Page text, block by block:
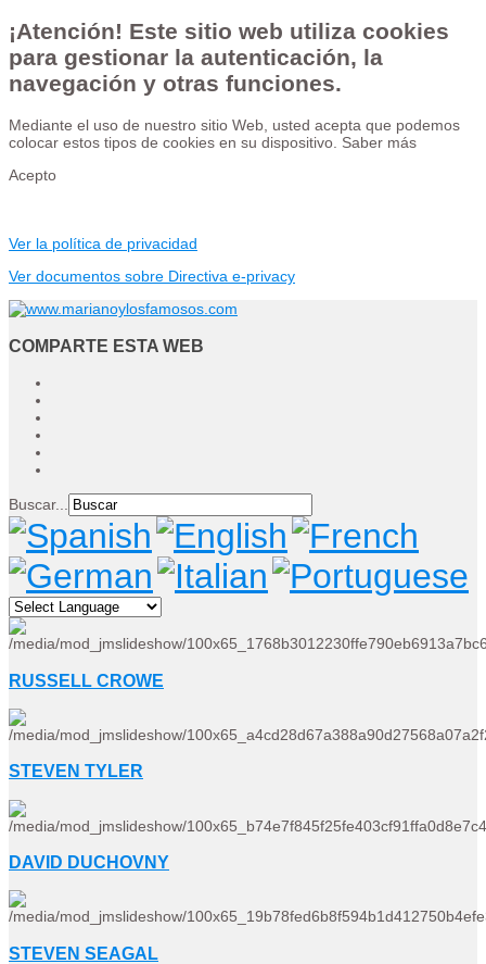
¡Atención! Este sitio web utiliza cookies
para gestionar la autenticación, la
navegación y otras funciones.
Mediante el uso de nuestro sitio Web, usted acepta que podemos
colocar estos tipos de cookies en su dispositivo. Saber más
Acepto
Ver la política de privacidad
Ver documentos sobre Directiva e-privacy
COMPARTE ESTA WEB
Buscar...
RUSSELL CROWE
STEVEN TYLER
DAVID DUCHOVNY
STEVEN SEAGAL